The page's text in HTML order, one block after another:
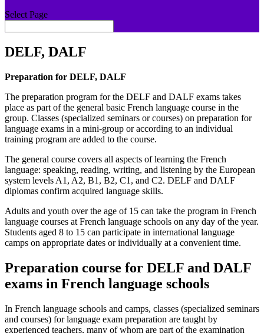
Select Page
DELF, DALF
Preparation for DELF, DALF
The preparation program for the DELF and DALF exams takes
place as part of the general basic French language course in the
group. Classes (specialized seminars or courses) on preparation for
language exams in a mini-group or according to an individual
training program are added to the course.
The general course covers all aspects of learning the French
language: speaking, reading, writing, and listening by the European
system levels A1, A2, B1, B2, C1, and C2. DELF and DALF
diplomas confirm acquired language skills.
Adults and youth over the age of 15 can take the program in French
language courses at French language schools on any day of the year.
Students aged 8 to 15 can participate in international language
camps on appropriate dates or individually at a convenient time.
Preparation course for DELF and DALF
exams in French language schools
In French language schools and camps, classes (specialized seminars
and courses) for language exam preparation are taught by
experienced teachers, many of whom are part of the examination